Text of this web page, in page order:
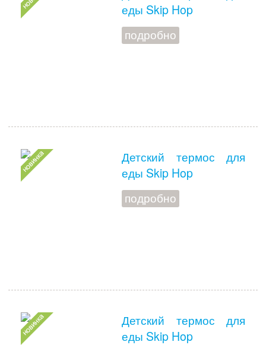
еды Skip Hop
подробно
Детский термос для
еды Skip Hop
подробно
Детский термос для
еды Skip Hop